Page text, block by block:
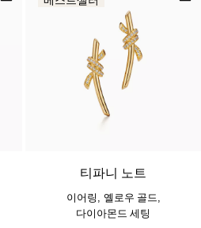
티파니 노트
이어링, 옐로우 골드,
다이아몬드 세팅